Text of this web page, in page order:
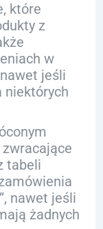
które
z
w
jeśli
niektórych
tabeli
nawet jeśli
żadnych